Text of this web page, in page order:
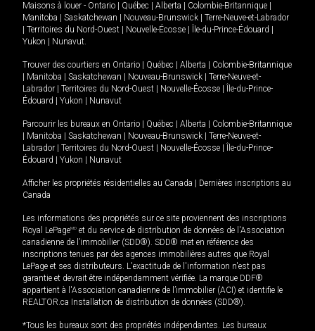
Maisons à louer - Ontario Québec Alberta Colombie-Britannique
Manitoba
Saskatchewan Nouveau-Brunswick
Terre-Neuve-et-Labrador
Territoires du Nord-Ouest Nouvelle-Écosse Île-du-Prince-Édouard
Yukon
Nunavut.
Trouver des courtiers en Ontario Québec Alberta
Colombie-Britannique
Manitoba Saskatchewan Nouveau-Brunswick
Terre-Neuve-et-
Labrador
Territoires du Nord-Ouest Nouvelle-Écosse
Île-du-Prince-
Édouard
Yukon Nunavut
Parcourir les bureaux en Ontario Québec Alberta
Colombie-Britannique
Manitoba Saskatchewan Nouveau-Brunswick
Terre-Neuve-et-
Labrador
Territoires du Nord-Ouest Nouvelle-Écosse
Île-du-Prince-
Édouard
Yukon Nunavut
Afficher les propriétés résidentielles au Canada
Dernières inscriptions au
Canada
Les informations des propriétés sur ce site proviennent des inscriptions
Royal LePageMD et du service de distribution de données de l'Association
canadienne de l’immobilier (SDD®). SDD® met en référence des
inscriptions tenues par des agences immobilières autres que Royal
LePage et ses distributeurs. L'exactitude de l'information n'est pas
garantie et devrait être indépendamment vérifiée. La marque DDF®
appartient à l'Association canadienne de l’immobilier (ACI) et identifie le
REALTOR.ca Installation de distribution de données (SDD®).
*Tous les bureaux sont des propriétés indépendantes. Les bureaux